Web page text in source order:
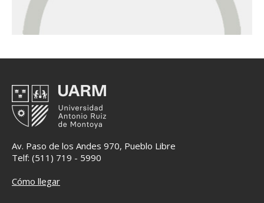
Av. Paso de los Andes 970, Pueblo Libre
Telf: (511) 719 - 5990
Cómo llegar